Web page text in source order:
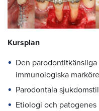
Kursplan
Den
immunologiska
Parodontala
Etiologi och patogenes